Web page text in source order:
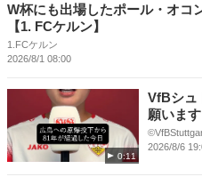
W杯にも出場したポール・オコ
【1. FCケルン】
1.FCケルン
2026/8/1 08:00
0:11
VfBシュ
願います
2026/8/6